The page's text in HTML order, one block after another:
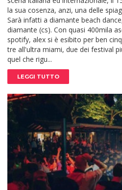
la sua cosenza, anzi, una delle
Sarà infatti a diamante beach
diamante (cs). Con quasi 400mila
spotify, alex si è esibito per ben
tre all'ultra miami, due dei festival
quel che rigu...
LEGGI TUTTO